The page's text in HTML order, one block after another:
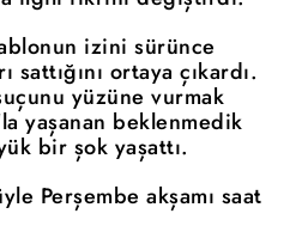
izini sürünce
ortaya çıkardı.
yüzüne vurmak
yaşanan beklenmedik
bir şok yaşattı.
Perşembe akşamı saat